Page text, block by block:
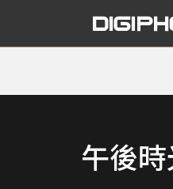
午後